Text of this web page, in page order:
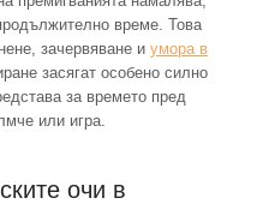
време. Това
зачервяване и умора в
засягат особено силно
за времето пред
или игра.
очи в